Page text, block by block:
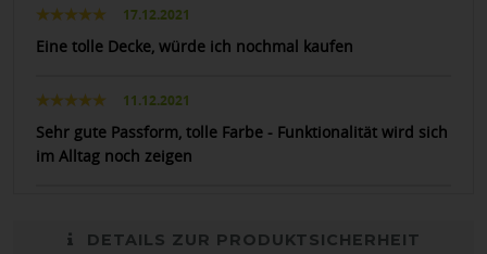
17.12.2021
Eine tolle Decke, würde ich nochmal kaufen
11.12.2021
Sehr gute Passform, tolle Farbe - Funktionalität wird sich
im Alltag noch zeigen
DETAILS ZUR PRODUKTSICHERHEIT